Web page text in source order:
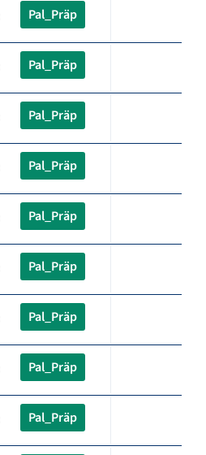
Pal_Präp
Pal_Präp
Pal_Präp
Pal_Präp
Pal_Präp
Pal_Präp
Pal_Präp
Pal_Präp
Pal_Präp